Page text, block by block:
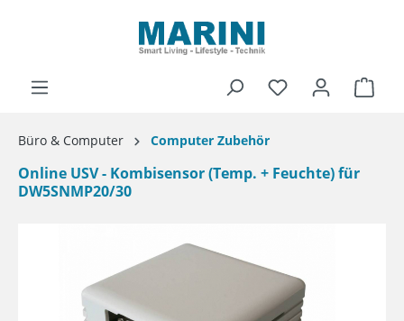
Büro & Computer Computer Zubehör
Online USV - Kombisensor (Temp. + Feuchte) für
DW5SNMP20/30